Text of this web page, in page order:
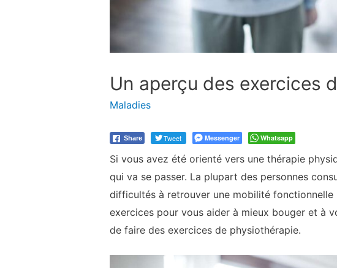
Un aperçu des exercices
Maladies
Share Tweet Messenger Whatsapp
Si vous avez été orienté vers une thérapie
qui va se passer. La plupart des personnes
difficultés à retrouver une mobilité
exercices pour vous aider à mieux bouger et à
de faire des exercices de physiothérapie.